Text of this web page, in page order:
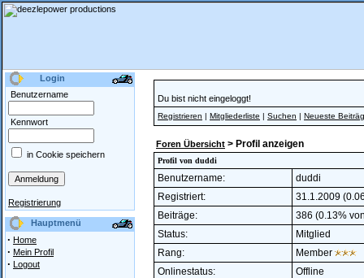
Login
Benutzername
Kennwort
in Cookie speichern
Registrierung
Hauptmenü
· Home
· Mein Profil
· Logout
Du bist nicht eingeloggt!
Registrieren | Mitgliederliste | Suchen | Neueste
Foren Übersicht > Profil anzeigen
Profil von duddi
Benutzername:
duddi
Registriert:
31.1.2009
Beiträge:
386 (0.13%
Status:
Mitglied
Rang:
Member
Onlinestatus:
Offline